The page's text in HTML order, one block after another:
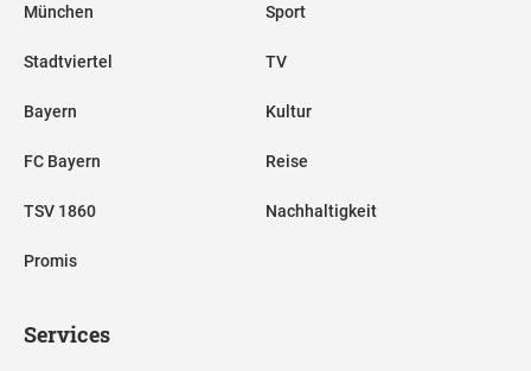
München
Stadtviertel
Bayern
FC Bayern
TSV 1860
Promis
Sport
TV
Kultur
Reise
Nachhaltigkeit
Services